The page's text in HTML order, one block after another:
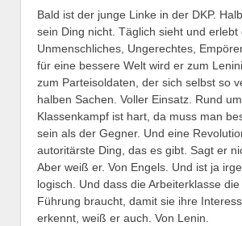
Bald ist der junge Linke in der DKP.
sein Ding nicht. Täglich sieht und erlebt
Unmenschliches, Ungerechtes,
für eine bessere Welt wird er zum
zum Parteisoldaten, der sich selbst so
halben Sachen. Voller Einsatz. Rund
Klassenkampf ist hart, da muss man
sein als der Gegner. Und eine
autoritärste Ding, das es gibt. Sagt er
Aber weiß er. Von Engels. Und ist ja
logisch. Und dass die Arbeiterklasse
Führung braucht, damit sie ihre
erkennt, weiß er auch. Von Lenin.